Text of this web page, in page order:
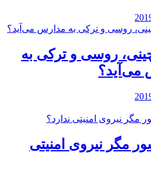
روسی و ترکی به
می‌آید؟
مگر نیروی امنیتی